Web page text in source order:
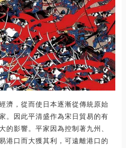
濟，從而使日本逐漸從傳統原始
。因此平清盛作為宋日貿易的有
的影響。平家因為控制著九州、
港口而大獲其利，可遠離港口的